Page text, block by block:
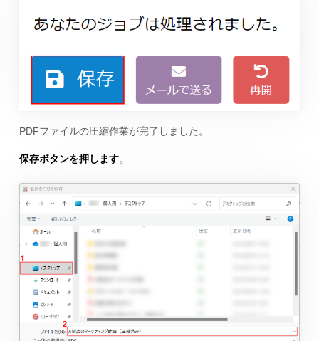
PDFファイルの圧縮作業が完了しました。
保存ボタンを押します。